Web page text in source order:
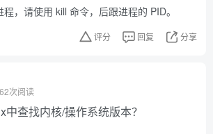
，请使用 kill 命令，后跟进程的 PID。
评分 回复 分享
62次阅读
中查找内核/操作系统版本？